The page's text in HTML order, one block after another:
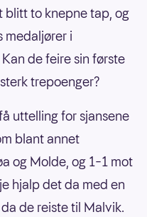
blitt to knepne tap, og
medaljører i
de feire sin første
trepoenger?
uttelling for sjansene
blant annet
og Molde, og 1–1 mot
hjalp det da med en
de reiste til Malvik.